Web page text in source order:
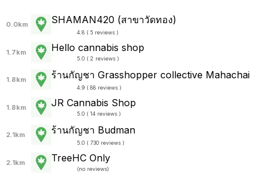
0.0km SHAMAN420 (สาขาวัดทอง)
4.8 ( 5 reviews )
1.7km Hello cannabis shop
5.0 ( 2 reviews )
1.8km ร้านกัญชา Grasshopper collective Mahachai
4.9 ( 88 reviews )
1.8km JR Cannabis Shop
5.0 ( 14 reviews )
2.1km ร้านกัญชา Budman
5.0 ( 730 reviews )
2.1km TreeHC Only
(no reviews)